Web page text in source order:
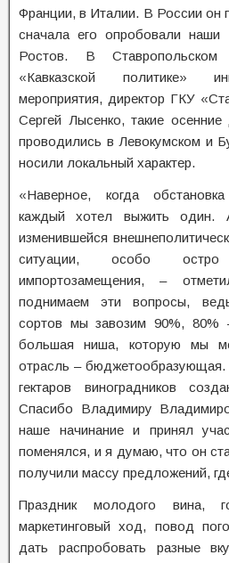
Франции, в Италии. В России он
сначала его опробовали
Ростов. В Ставропольском
«Кавказской политике»
мероприятия, директор ГКУ
Сергей Лысенко, такие
проводились в Левокумском и
носили локальный характер.
«Наверное, когда
каждый хотел выжить один.
изменившейся
ситуации, особо
импортозамещения, –
поднимаем эти вопросы,
сортов мы завозим 90%, 80%
большая ниша, которую мы
отрасль – бюджетообразующая.
гектаров виноградников
Спасибо Владимиру
наше начинание и принял
поменялся, и я думаю, что он
получили массу предложений,
Праздник молодого вина,
маркетинговый ход, повод
дать распробовать разные